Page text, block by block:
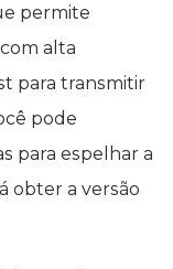
permite
alta
para transmitir
pode
para espelhar a
obter a versão